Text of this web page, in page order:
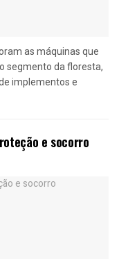
as máquinas que
segmento da floresta,
implementos e
e socorro